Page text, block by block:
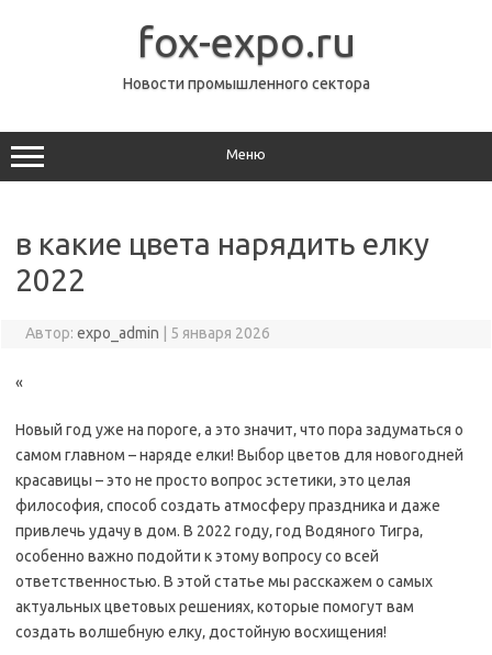
fox-expo.ru
Новости промышленного сектора
Меню
в какие цвета нарядить елку
2022
Автор: expo_admin 5 января 2026
«
Новый год уже на пороге‚ а это значит‚ что пора задуматься о
самом главном – наряде елки! Выбор цветов для новогодней
красавицы – это не просто вопрос эстетики‚ это целая
философия‚ способ создать атмосферу праздника и даже
привлечь удачу в дом. В 2022 году‚ год Водяного Тигра‚
особенно важно подойти к этому вопросу со всей
ответственностью. В этой статье мы расскажем о самых
актуальных цветовых решениях‚ которые помогут вам
создать волшебную елку‚ достойную восхищения!